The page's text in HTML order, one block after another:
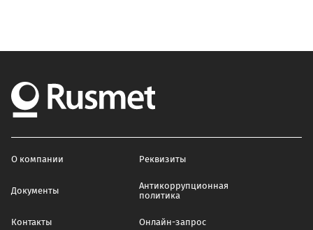
О компании Реквизиты
Документы
Антикоррупционная
политика
Контакты Онлайн-запрос